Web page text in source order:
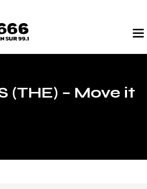
(THE) – Move it